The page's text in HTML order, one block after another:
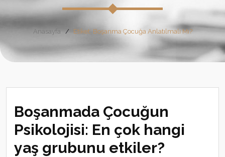
Anasayfa Etiket: Boşanma Çocuğa Anlatılmalı Mı?
Boşanmada Çocuğun
Psikolojisi: En çok hangi
yaş grubunu etkiler?